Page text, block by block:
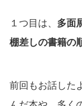
１つ目は、 多面
棚差しの書籍の
前回もお話した